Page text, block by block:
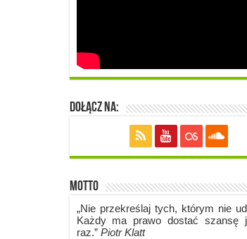
Dołącz na:
Motto
„Nie przekreślaj tych, którym nie
Każdy ma prawo dostać szansę
raz.” Piotr Klatt